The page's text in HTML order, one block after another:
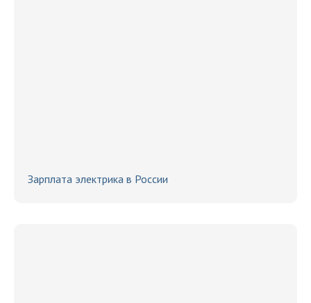
Зарплата электрика в России